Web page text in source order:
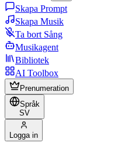
Skapa Prompt
Skapa Musik
Ta bort Sång
Musikagent
Bibliotek
AI Toolbox
Prenumeration
Språk
SV
Logga in